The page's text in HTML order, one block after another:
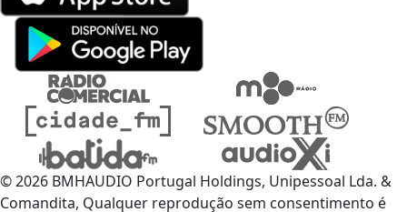
© 2026 BMHAUDIO Portugal Holdings, Unipessoal Lda. &
Comandita, Qualquer reprodução sem consentimento é